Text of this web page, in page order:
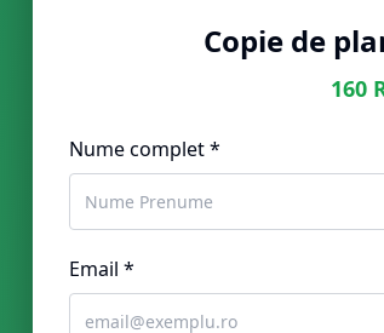
Copie de
160
Nume complet *
Email *